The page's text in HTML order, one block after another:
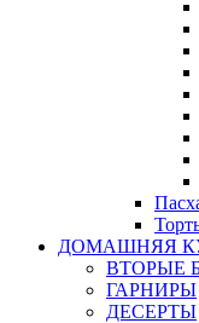
ДОМАШНЯЯ
ВТОРЫЕ
ГАРНИРЫ
ДЕСЕРТЫ